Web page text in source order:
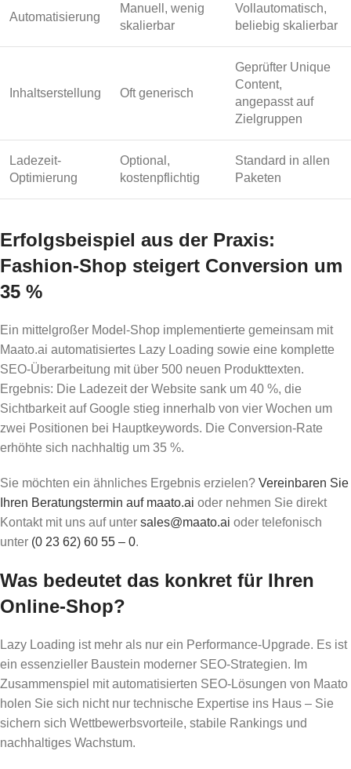
Automatisierung
Manuell, wenig
skalierbar
Vollautomatisch,
beliebig skalierbar
Inhaltserstellung Oft generisch
Geprüfter Unique
Content,
angepasst auf
Zielgruppen
Ladezeit-
Optimierung
Optional,
kostenpflichtig
Standard in allen
Paketen
Erfolgsbeispiel aus der Praxis:
Fashion-Shop steigert Conversion um
35 %
Ein mittelgroßer Model-Shop implementierte gemeinsam mit
Maato.ai automatisiertes Lazy Loading sowie eine komplette
SEO-Überarbeitung mit über 500 neuen Produkttexten.
Ergebnis: Die Ladezeit der Website sank um 40 %, die
Sichtbarkeit auf Google stieg innerhalb von vier Wochen um
zwei Positionen bei Hauptkeywords. Die Conversion-Rate
erhöhte sich nachhaltig um 35 %.
Sie möchten ein ähnliches Ergebnis erzielen? Vereinbaren Sie
Ihren Beratungstermin auf maato.ai oder nehmen Sie direkt
Kontakt mit uns auf unter sales@maato.ai oder telefonisch
unter (0 23 62) 60 55 – 0.
Was bedeutet das konkret für Ihren
Online-Shop?
Lazy Loading ist mehr als nur ein Performance-Upgrade. Es ist
ein essenzieller Baustein moderner SEO-Strategien. Im
Zusammenspiel mit automatisierten SEO-Lösungen von Maato
holen Sie sich nicht nur technische Expertise ins Haus – Sie
sichern sich Wettbewerbsvorteile, stabile Rankings und
nachhaltiges Wachstum.